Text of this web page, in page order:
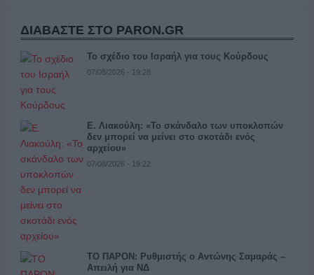
ΔΙΑΒΑΣΤΕ ΣΤΟ PARON.GR
Το σχέδιο του Ισραήλ για τους Κούρδους
07/08/2026 - 19:28
Ε. Λιακούλη: «Το σκάνδαλο των υποκλοπών
δεν μπορεί να μείνει στο σκοτάδι ενός
αρχείου»
07/08/2026 - 19:22
ΤΟ ΠΑΡΟΝ: Ρυθμιστής ο Αντώνης Σαμαράς –
Απειλή για ΝΔ